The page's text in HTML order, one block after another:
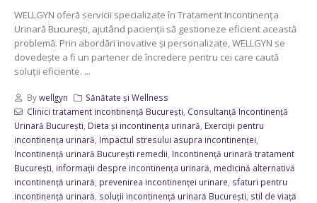
WELLGYN oferă servicii specializate în Tratament Incontinența
Urinară București, ajutând pacienții să gestioneze eficient această
problemă. Prin abordări inovative și personalizate, WELLGYN se
dovedește a fi un partener de încredere pentru cei care caută
soluții eficiente. ...
Bywellgyn
Sănătate și Wellness
Clinici tratament incontinență București, Consultanță Incontinență
Urinară București, Dieta și incontinența urinară, Exerciții pentru
incontinența urinară, Impactul stresului asupra incontinenței,
Incontinență urinară București remedii, Incontinență urinară tratament
București, informații despre incontinența urinară, medicină alternativă
incontinență urinară, prevenirea incontinenței urinare, sfaturi pentru
incontinență urinară, soluții incontinență urinară București, stil de viață